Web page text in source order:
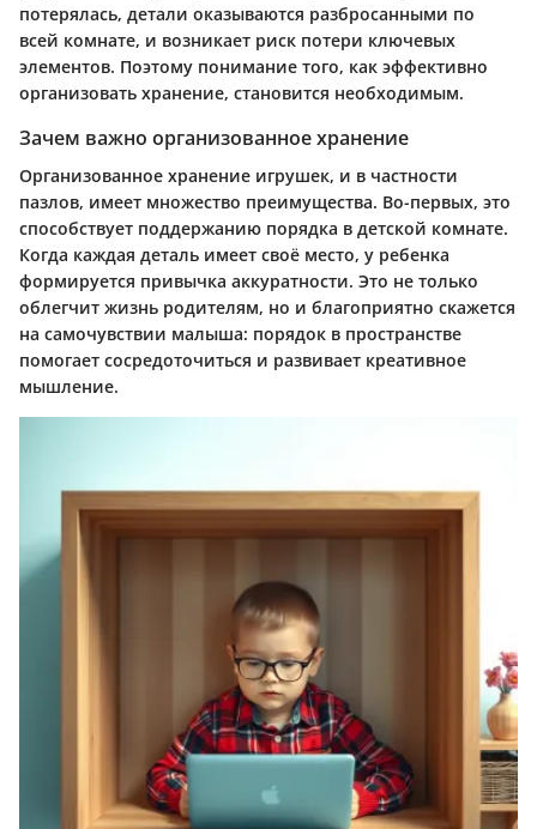
потерялась, детали оказываются разбросанными по
всей комнате, и возникает риск потери ключевых
элементов. Поэтому понимание того, как эффективно
организовать хранение, становится необходимым.
Зачем важно организованное хранение
Организованное хранение игрушек, и в частности
пазлов, имеет множество преимущества. Во-первых, это
способствует поддержанию порядка в детской комнате.
Когда каждая деталь имеет своё место, у ребенка
формируется привычка аккуратности. Это не только
облегчит жизнь родителям, но и благоприятно скажется
на самочувствии малыша: порядок в пространстве
помогает сосредоточиться и развивает креативное
мышление.